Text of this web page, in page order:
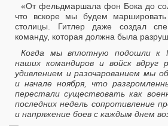
«От фельдмаршала фон Бока до
что вскоре мы будем
столицы. Гитлер даже создал
команду, которая должна была
Когда мы вплотную подошли к
наших командиров и войск вдруг
удивлением и разочарованием мы
и начале ноября, что
перестали существовать как
последних недель сопротивление
и напряжение боев с каждым днем